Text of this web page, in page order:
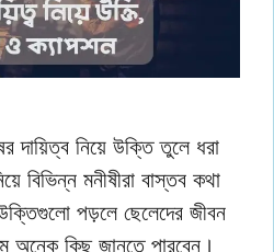
নিয়ে উক্তি তুলে ধরা
বিভিন্ন মনীষীরা বাস্তব কথা
পড়লে ছেলেদের জীবন
অনেক কিছু জানতে পারবেন।